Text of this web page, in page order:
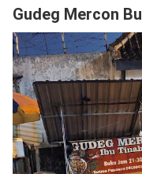
Gudeg Mercon